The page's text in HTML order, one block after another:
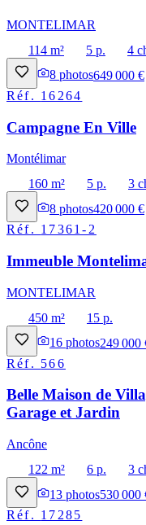
MONTELIMAR
114 m²
5 p. 4
8 photos649 000 €
Réf. 16264
Campagne En Ville
Montélimar
160 m²
5 p. 3
8 photos420 000 €
Réf. 17361-2
Immeuble
MONTELIMAR
450 m²
15 p.
16 photos249 000
Réf. 566
Belle Maison de
Garage et Jardin
Ancône
122 m²
6 p. 3
13 photos530 000
Réf. 17285